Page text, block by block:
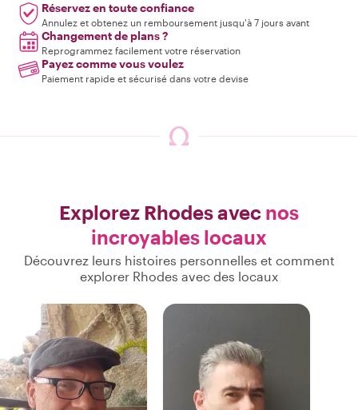
Réservez en toute confiance
Annulez et obtenez un remboursement jusqu'à 7 jours avant
Changement de plans ?
Reprogrammez facilement votre réservation
Payez comme vous voulez
Paiement rapide et sécurisé dans votre devise
Explorez Rhodes avec nos
incroyables locaux
Découvrez leurs histoires personnelles et comment
explorer Rhodes avec des locaux